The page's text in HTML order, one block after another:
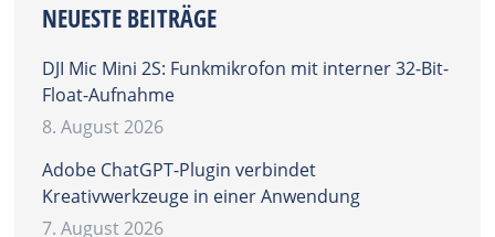
NEUESTE BEITRÄGE
DJI Mic Mini 2S: Funkmikrofon mit interner 32-Bit-
Float-Aufnahme
8. August 2026
Adobe ChatGPT-Plugin verbindet
Kreativwerkzeuge in einer Anwendung
7. August 2026